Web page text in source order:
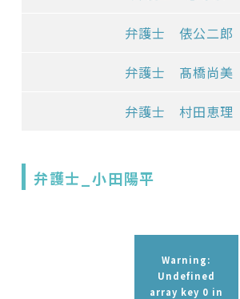
弁護士 俵公二郎
弁護士 髙橋尚美
弁護士 村田恵理
弁護士_小田陽平
Warning:
Undefined
array key 0 in